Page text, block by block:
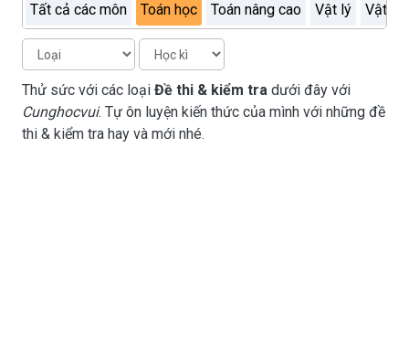
Tất cả các môn Toán học Toán nâng cao Vật lý Vật lý
Thử sức với các loại Đề thi & kiểm tra dưới đây với
Cunghocvui. Tự ôn luyện kiến thức của mình với những đề
thi & kiểm tra hay và mới nhé.